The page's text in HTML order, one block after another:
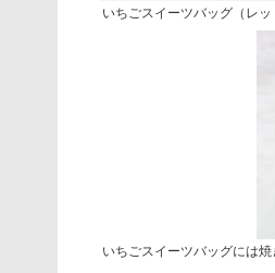
いちごスイーツバッグ（レッ
いちごスイーツバッグには焼